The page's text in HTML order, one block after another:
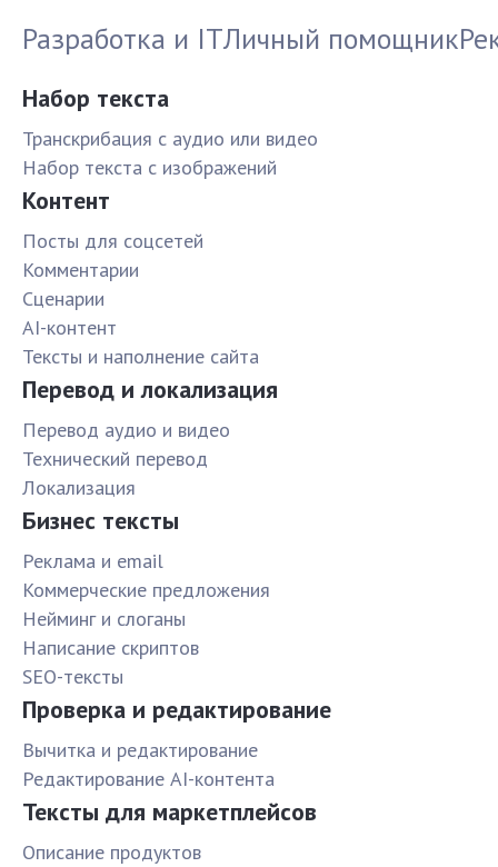
Разработка и ITЛичный помощник
Набор текста
Транскрибация с аудио или видео
Набор текста с изображений
Контент
Посты для соцсетей
Комментарии
Сценарии
AI-контент
Тексты и наполнение сайта
Перевод и локализация
Перевод аудио и видео
Технический перевод
Локализация
Бизнес тексты
Реклама и email
Коммерческие предложения
Нейминг и слоганы
Написание скриптов
SEO-тексты
Проверка и редактирование
Вычитка и редактирование
Редактирование AI-контента
Тексты для маркетплейсов
Описание продуктов